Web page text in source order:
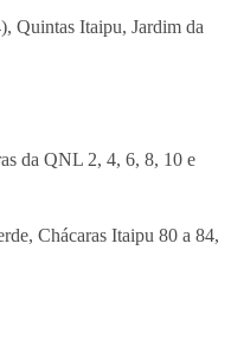
Quintas Itaipu, Jardim da
da QNL 2, 4, 6, 8, 10 e
Chácaras Itaipu 80 a 84,